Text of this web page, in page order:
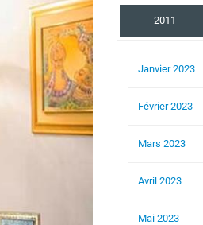
2011
Janvier 2023
Février 2023
Mars 2023
Avril 2023
Mai 2023